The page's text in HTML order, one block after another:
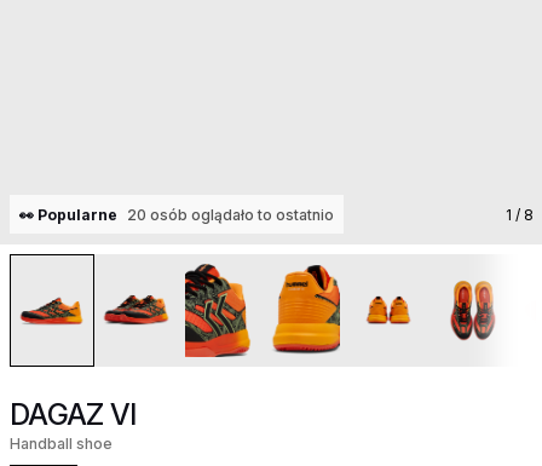
👀 Popularne 20 osób oglądało to ostatnio 1 / 8
DAGAZ VI
Handball shoe